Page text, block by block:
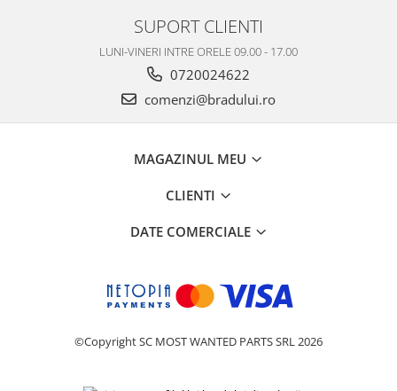
SUPORT CLIENTI
LUNI-VINERI INTRE ORELE 09.00 - 17.00
0720024622
comenzi@bradului.ro
MAGAZINUL MEU
CLIENTI
DATE COMERCIALE
©Copyright SC MOST WANTED PARTS SRL 2026